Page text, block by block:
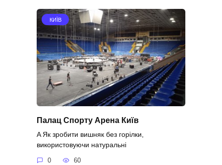
КИЇВ
Палац Спорту Арена Київ
A Як зробити вишняк без горілки,
використовуючи натуральні
0 60